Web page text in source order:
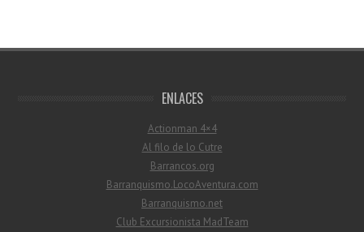
ENLACES
Actionman 4×4
Al filo de lo Cutre
Barrancos.org
Barranquismo.LocoAventura.com
Barranquismo.net
Club Excursionista MadTeam